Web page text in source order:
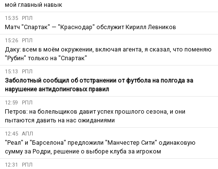
мой главный навык
15:35 РПЛ
Матч "Спартак" — "Краснодар" обслужит Кирилл Левников
15:26 РПЛ
Даку: всем в моём окружении, включая агента, я сказал, что поменяю
"Рубин" только на "Спартак"
15:13 РПЛ
Заболотный сообщил об отстранении от футбола на полгода за
нарушение антидопинговых правил
12:59 РПЛ
Петров: на болельщиков давит успех прошлого сезона, и они
пытаются давить на нас ожиданиями
12:45 АПЛ
"Реал" и "Барселона" предложили "Манчестер Сити" одинаковую
сумму за Родри, решение о выборе клуба за игроком
12:31 РПЛ